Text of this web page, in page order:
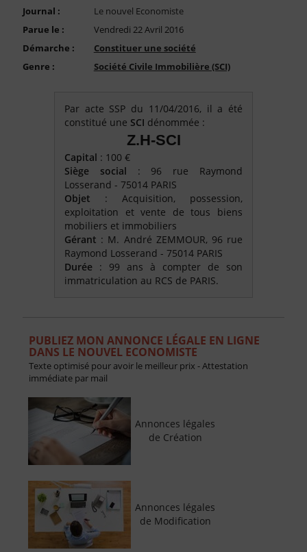
Journal :
Le nouvel Economiste
Parue le :
Vendredi 22 Avril 2016
Démarche :
Constituer une société
Genre :
Société Civile Immobilière (SCI)
Par acte SSP du 11/04/2016, il a été
constitué une SCI dénommée :
Z.H-SCI
Capital : 100 €
Siège social : 96 rue Raymond
Losserand - 75014 PARIS
Objet : Acquisition, possession,
exploitation et vente de tous biens
mobiliers et immobiliers
Gérant : M. André ZEMMOUR, 96 rue
Raymond Losserand - 75014 PARIS
Durée : 99 ans à compter de son
immatriculation au RCS de PARIS.
PUBLIEZ MON ANNONCE LÉGALE EN LIGNE
DANS LE NOUVEL ECONOMISTE
Texte optimisé pour avoir le meilleur prix - Attestation
immédiate par mail
Annonces légales
de Création
Annonces légales
de Modification